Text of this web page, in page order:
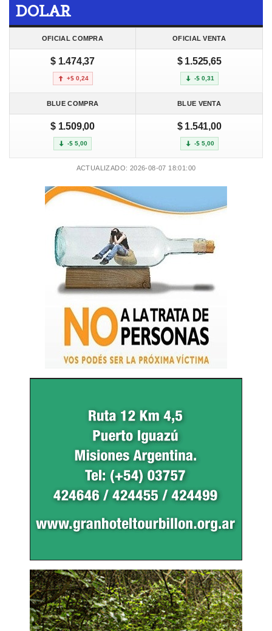
DOLAR
OFICIAL COMPRA OFICIAL VENTA
$ 1.474,37
+$ 0,24
$ 1.525,65
-$ 0,31
BLUE COMPRA BLUE VENTA
$ 1.509,00
-$ 5,00
$ 1.541,00
-$ 5,00
ACTUALIZADO: 2026-08-07 18:01:00